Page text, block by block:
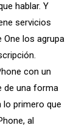
hablar. Y
servicios
One los agrupa
con un
de una forma
lo primero que
al